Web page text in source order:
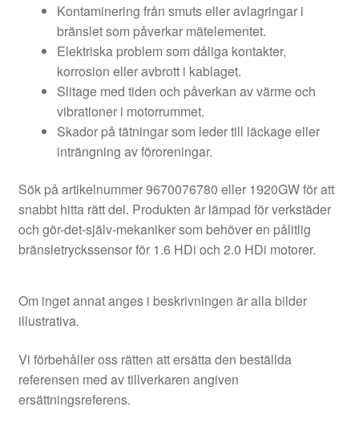
Kontaminering från smuts eller avlagringar i
bränslet som påverkar mätelementet.
Elektriska problem som dåliga kontakter,
korrosion eller avbrott i kablaget.
Slitage med tiden och påverkan av värme och
vibrationer i motorrummet.
Skador på tätningar som leder till läckage eller
inträngning av föroreningar.
Sök på artikelnummer 9670076780 eller 1920GW för att
snabbt hitta rätt del. Produkten är lämpad för verkstäder
och gör-det-själv-mekaniker som behöver en pålitlig
bränsletryckssensor för 1.6 HDi och 2.0 HDi motorer.
Om inget annat anges i beskrivningen är alla bilder
illustrativa.
Vi förbehåller oss rätten att ersätta den beställda
referensen med av tillverkaren angiven
ersättningsreferens.